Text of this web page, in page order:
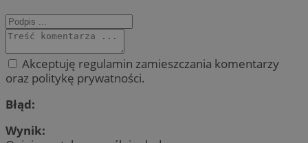
Akceptuję regulamin zamieszczania komentarzy
oraz politykę prywatności.
Błąd:
Wynik: